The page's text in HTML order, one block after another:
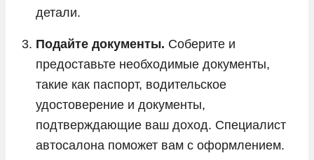
детали.
Подайте документы. Соберите и
предоставьте необходимые документы,
такие как паспорт, водительское
удостоверение и документы,
подтверждающие ваш доход. Специалист
автосалона поможет вам с оформлением.